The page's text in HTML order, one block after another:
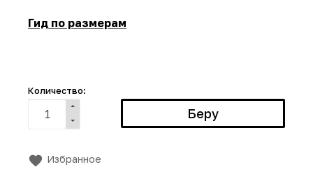
Гид по размерам
Количество:
Избранное